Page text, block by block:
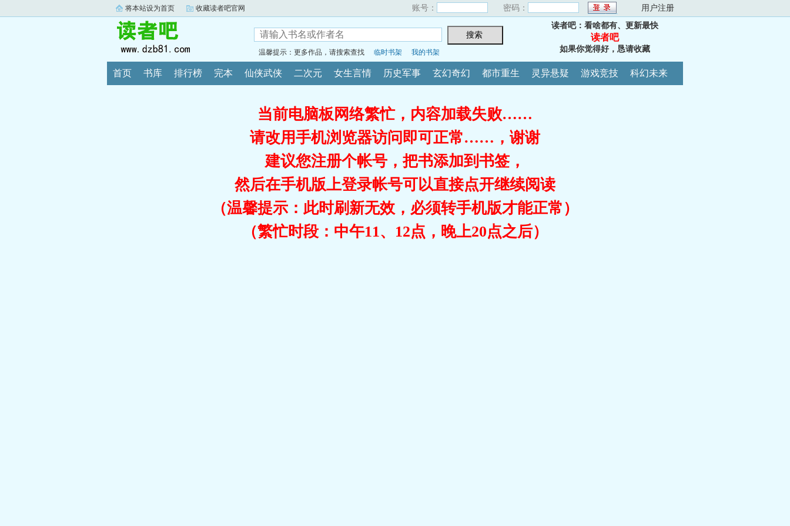
将本站设为首页 收藏读者吧官网 账号： 密码： 用户注册
温馨提示：更多作品，请搜索查找 临时书架 我的书架
读者吧：看啥都有、更新最快
读者吧
如果你觉得好，恳请收藏
首页 书库 排行榜 完本 仙侠武侠 二次元 女生言情 历史军事 玄幻奇幻 都市重生 灵异悬疑 游戏竞技 科幻未来
当前电脑板网络繁忙，内容加载失败……
请改用手机浏览器访问即可正常……，谢谢
建议您注册个帐号，把书添加到书签，
然后在手机版上登录帐号可以直接点开继续阅读
（温馨提示：此时刷新无效，必须转手机版才能正常）
（繁忙时段：中午11、12点，晚上20点之后）